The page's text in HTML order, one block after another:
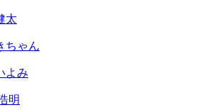
太
ちゃん
よみ
明